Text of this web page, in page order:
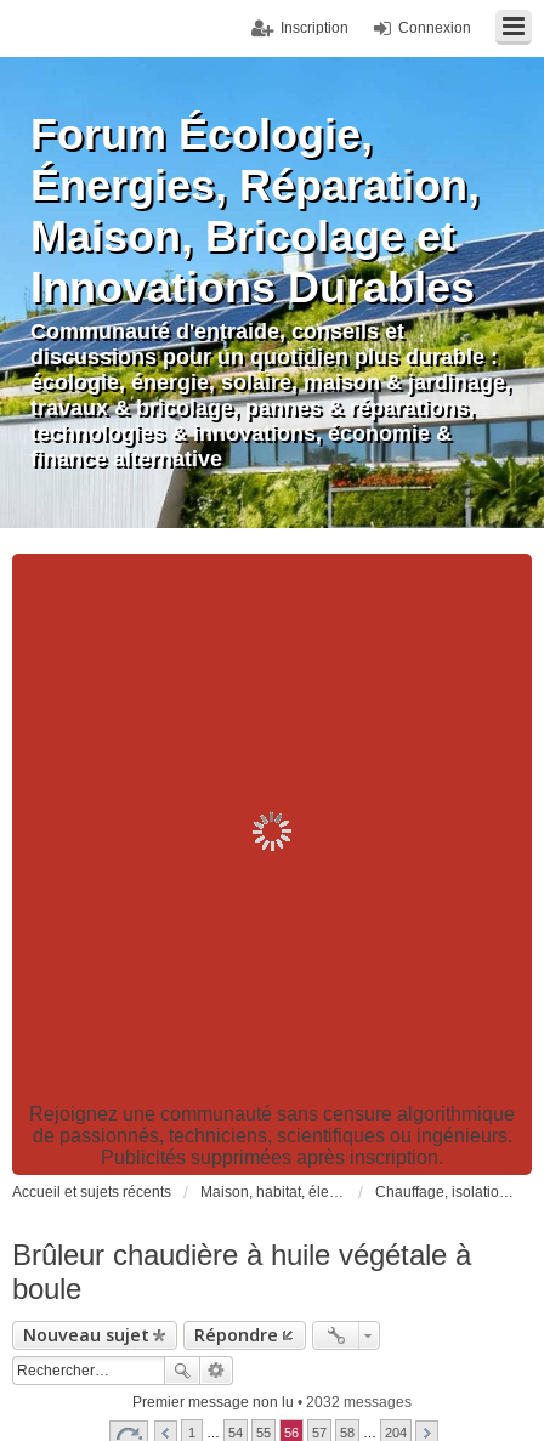
Connexion
Inscription
Forum Écologie,
Énergies, Réparation,
Maison, Bricolage et
Innovations Durables
Communauté d'entraide, conseils et
discussions pour un quotidien plus durable :
écologie, énergie, solaire, maison & jardinage,
travaux & bricolage, pannes & réparations,
technologies & innovations, économie &
finance alternative
Rejoignez une communauté sans censure algorithmique
de passionnés, techniciens, scientifiques ou ingénieurs.
Publicités supprimées après inscription.
Accueil et sujets récents Maison, habitat, électricité et jardin. Travaux et bricolage. Chauffage, isolation, ventilation, VMC, refroidissement...
Brûleur chaudière à huile végétale à
boule
Nouveau sujet Répondre
Premier message non lu • 2032 messages
1 54 55 56 57 58 204